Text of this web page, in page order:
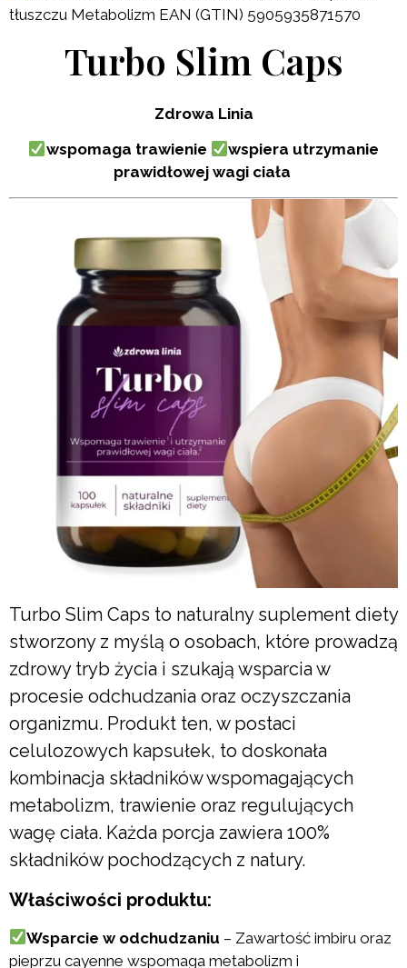
Turbo Slim Caps
Zdrowa Linia
wspomaga trawienie
wspiera utrzymanie
prawidłowej wagi ciała
Turbo Slim Caps to naturalny suplement diety
stworzony z myślą o osobach, które prowadzą
zdrowy tryb życia i szukają wsparcia w
procesie odchudzania oraz oczyszczania
organizmu. Produkt ten, w postaci
celulozowych kapsułek, to doskonała
kombinacja składników wspomagających
metabolizm, trawienie oraz regulujących
wagę ciała. Każda porcja zawiera 100%
składników pochodzących z natury.
Właściwości produktu:
Wsparcie w odchudzaniu – Zawartość imbiru oraz
pieprzu cayenne wspomaga metabolizm i